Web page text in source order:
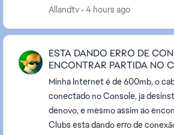
5 minutos de jogo, ou funciona
Allandtv 4 hours ago
ESTA DANDO ERRO DE
ENCONTRAR PARTIDA NO
Minha Internet é de 600mb, o
conectado no Console, ja
denovo, e mesmo assim ao
Clubs esta dando erro de